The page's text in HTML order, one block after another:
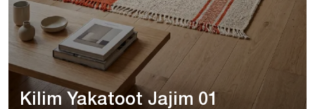
Kilim Yakatoot Jajim 01